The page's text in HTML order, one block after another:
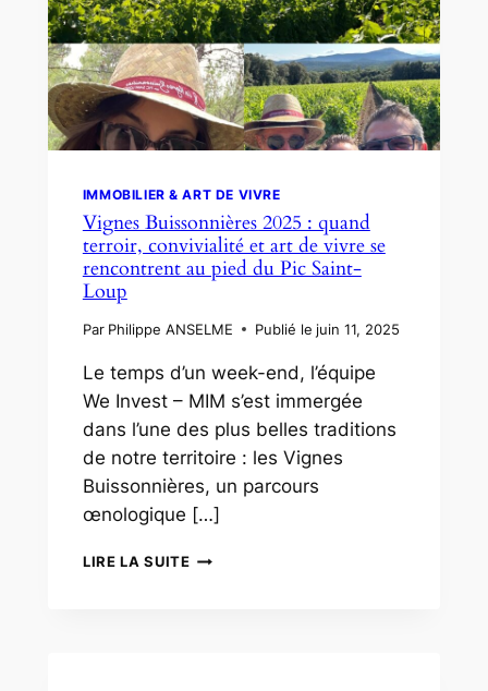
LES
DYNAMIQUES
IMMOBILIÈRES
!
IMMOBILIER & ART DE VIVRE
Vignes Buissonnières 2025 : quand
terroir, convivialité et art de vivre se
rencontrent au pied du Pic Saint-
Loup
Par Philippe ANSELME Publié le juin 11, 2025
Le temps d’un week-end, l’équipe
We Invest – MIM s’est immergée
dans l’une des plus belles traditions
de notre territoire : les Vignes
Buissonnières, un parcours
œnologique […]
LIRE LA SUITEVIGNES